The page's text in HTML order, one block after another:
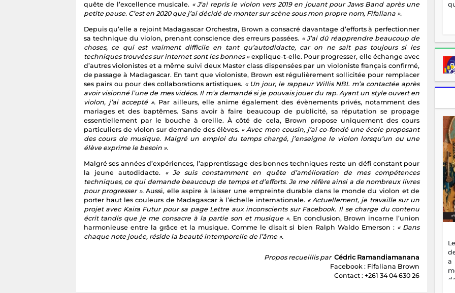
quête de l’excellence musicale. « J’ai repris le violon vers 2019 en jouant pour Jaws Band après une
petite pause. C’est en 2020 que j’ai décidé de monter sur scène sous mon propre nom, Fifaliana ».
Depuis qu’elle a rejoint Madagascar Orchestra, Brown a consacré davantage d’efforts à perfectionner
sa technique du violon, prenant conscience des erreurs passées. « J’ai dû réapprendre beaucoup de
choses, ce qui est vraiment difficile en tant qu’autodidacte, car on ne sait pas toujours si les
techniques trouvées sur internet sont les bonnes »explique-t-elle. Pour progresser, elle échange avec
d’autres violonistes et a même suivi deux Master class dispensées par un violoniste français confirmé,
de passage à Madagascar. En tant que violoniste, Brown est régulièrement sollicitée pour remplacer
ses pairs ou pour des collaborations artistiques. « Un jour, le rappeur Willis NBL m’a contactée après
avoir visionné l’une de mes vidéos. Il m’a demandé si je pouvais jouer du rap. Ayant un style ouvert en
violon, j’ai accepté ». Par ailleurs, elle anime également des évènements privés, notamment des
mariages et des baptêmes. Sans avoir à faire beaucoup de publicité, sa réputation se propage
essentiellement par le bouche à oreille. À côté de cela, Brown propose uniquement des cours
particuliers de violon sur demande des élèves. « Avec mon cousin, j’ai co-fondé une école proposant
des cours de musique. Malgré un emploi du temps chargé, j’enseigne le violon lorsqu’un ou une
élève exprime le besoin ».
Malgré ses années d’expériences, l’apprentissage des bonnes techniques reste un défi constant pour
la jeune autodidacte. « Je suis constamment en quête d’amélioration de mes compétences
techniques, ce qui demande beaucoup de temps et d’efforts. Je me réfère ainsi a de nombreux livres
pour progresser ».Aussi, elle aspire à laisser une empreinte durable dans le monde du violon et de
porter haut les couleurs de Madagascar à l’échelle internationale. « Actuellement, je travaille sur un
projet avec Kaira Futur pour sa page Lettre aux inconscients sur Facebook. Il se charge du contenu
écrit tandis que je me consacre à la partie son et musique ».En conclusion, Brown incarne l’union
harmonieuse entre la grâce et la musique. Comme le disait si bien Ralph Waldo Emerson : « Dans
chaque note jouée, réside la beauté intemporelle de l’âme ».
Propos recueillis par Cédric Ramandiamanana
Facebook : Fifaliana Brown
Contact : +261 34 04 630 26
a